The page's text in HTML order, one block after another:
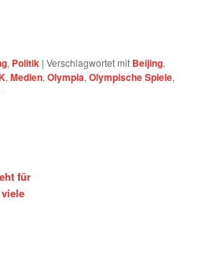
, Politik |Verschlagwortet mit Beijing,
,Medien,Olympia,Olympische Spiele,
für